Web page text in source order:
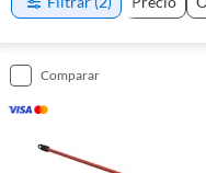
comparar